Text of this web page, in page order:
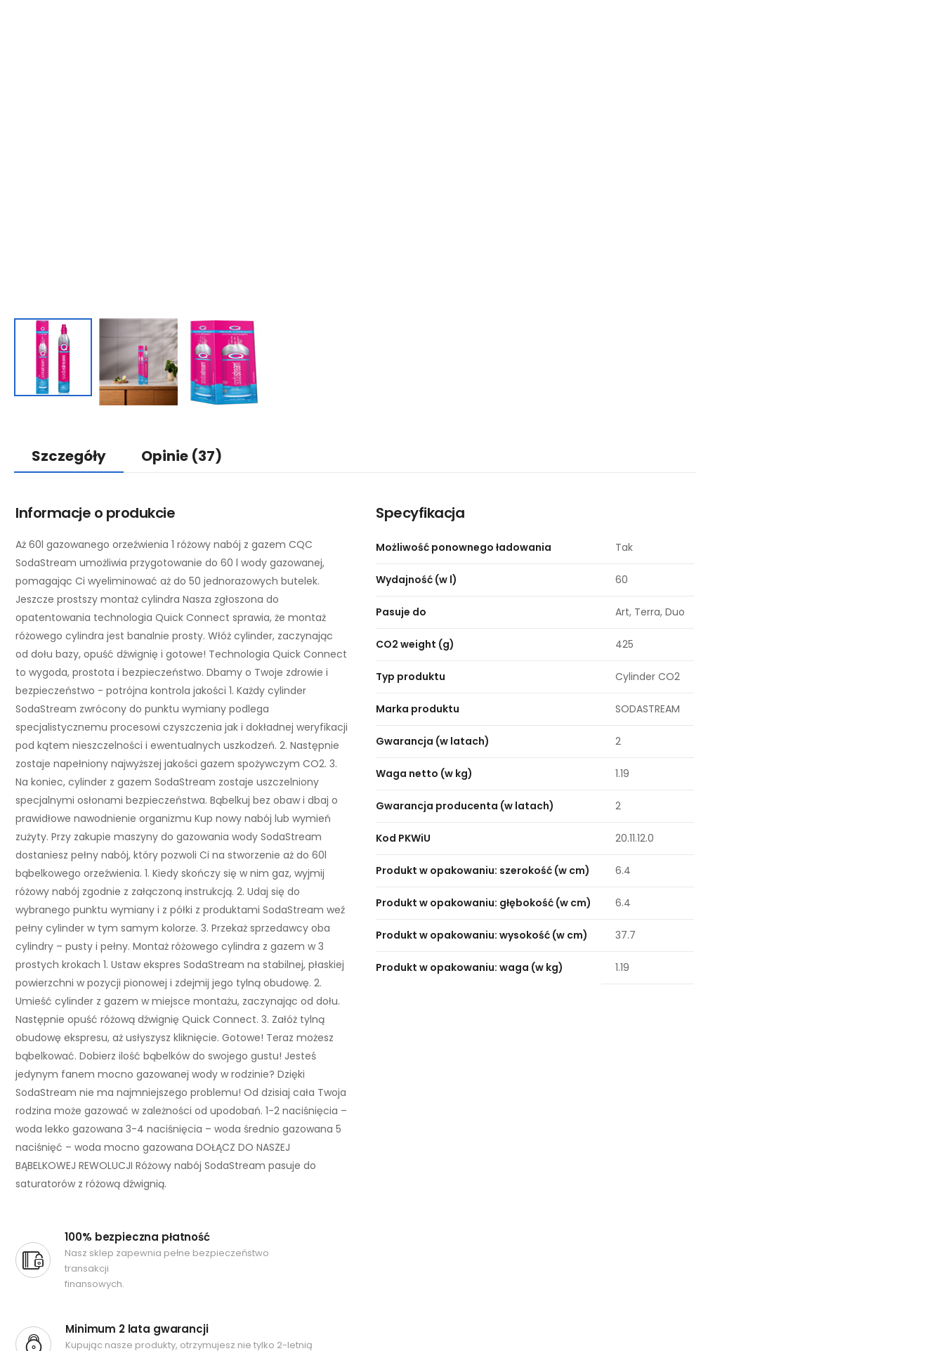
Szczegóły Opinie (37)
Informacje o produkcie
Aż 60l gazowanego orzeźwienia 1 różowy nabój z gazem CQC
SodaStream umożliwia przygotowanie do 60 l wody gazowanej,
pomagając Ci wyeliminować aż do 50 jednorazowych butelek.
Jeszcze prostszy montaż cylindra Nasza zgłoszona do
opatentowania technologia Quick Connect sprawia, że montaż
różowego cylindra jest banalnie prosty. Włóż cylinder, zaczynając
od dołu bazy, opuść dźwignię i gotowe! Technologia Quick Connect
to wygoda, prostota i bezpieczeństwo. Dbamy o Twoje zdrowie i
bezpieczeństwo - potrójna kontrola jakości 1. Każdy cylinder
SodaStream zwrócony do punktu wymiany podlega
specjalistycznemu procesowi czyszczenia jak i dokładnej weryfikacji
pod kątem nieszczelności i ewentualnych uszkodzeń. 2. Następnie
zostaje napełniony najwyższej jakości gazem spożywczym CO2. 3.
Na koniec, cylinder z gazem SodaStream zostaje uszczelniony
specjalnymi osłonami bezpieczeństwa. Bąbelkuj bez obaw i dbaj o
prawidłowe nawodnienie organizmu Kup nowy nabój lub wymień
zużyty. Przy zakupie maszyny do gazowania wody SodaStream
dostaniesz pełny nabój, który pozwoli Ci na stworzenie aż do 60l
bąbelkowego orzeźwienia. 1. Kiedy skończy się w nim gaz, wyjmij
różowy nabój zgodnie z załączoną instrukcją. 2. Udaj się do
wybranego punktu wymiany i z półki z produktami SodaStream weź
pełny cylinder w tym samym kolorze. 3. Przekaż sprzedawcy oba
cylindry – pusty i pełny. Montaż różowego cylindra z gazem w 3
prostych krokach 1. Ustaw ekspres SodaStream na stabilnej, płaskiej
powierzchni w pozycji pionowej i zdejmij jego tylną obudowę. 2.
Umieść cylinder z gazem w miejsce montażu, zaczynając od dołu.
Następnie opuść różową dźwignię Quick Connect. 3. Załóż tylną
obudowę ekspresu, aż usłyszysz kliknięcie. Gotowe! Teraz możesz
bąbelkować. Dobierz ilość bąbelków do swojego gustu! Jesteś
jedynym fanem mocno gazowanej wody w rodzinie? Dzięki
SodaStream nie ma najmniejszego problemu! Od dzisiaj cała Twoja
rodzina może gazować w zależności od upodobań. 1-2 naciśnięcia –
woda lekko gazowana 3-4 naciśnięcia – woda średnio gazowana 5
naciśnięć – woda mocno gazowana DOŁĄCZ DO NASZEJ
BĄBELKOWEJ REWOLUCJI Różowy nabój SodaStream pasuje do
saturatorów z różową dźwignią.
100% bezpieczna płatność
Nasz sklep zapewnia pełne bezpieczeństwo
transakcji
finansowych.
Minimum 2 lata gwarancji
Kupując nasze produkty, otrzymujesz nie tylko 2-letnią
Specyfikacja
Możliwość ponownego ładowania Tak
Wydajność (w l) 60
Pasuje do Art, Terra, Duo
CO2 weight (g) 425
Typ produktu Cylinder CO2
Marka produktu SODASTREAM
Gwarancja (w latach) 2
Waga netto (w kg) 1.19
Gwarancja producenta (w latach) 2
Kod PKWiU 20.11.12.0
Produkt w opakowaniu: szerokość (w cm) 6.4
Produkt w opakowaniu: głębokość (w cm) 6.4
Produkt w opakowaniu: wysokość (w cm) 37.7
Produkt w opakowaniu: waga (w kg) 1.19